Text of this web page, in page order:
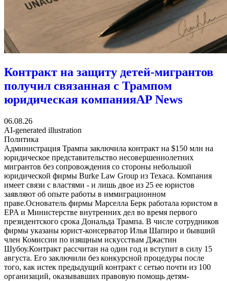
Контракт на защиту детей-мигрантов
получил связанная с Трампом
юридическая компанияAP News
06.08.26
AI-generated illustration
Политика
Администрация Трампа заключила контракт на $150 млн на
юридическое представительство несовершеннолетних
мигрантов без сопровождения со стороны небольшой
юридической фирмы Burke Law Group из Техаса. Компания
имеет связи с властями - и лишь двое из 25 ее юристов
заявляют об опыте работы в иммиграционном
праве.Основатель фирмы Марселла Берк работала юристом в
EPA и Министерстве внутренних дел во время первого
президентского срока Дональда Трампа. В числе сотрудников
фирмы указаны юрист-консерватор Илья Шапиро и бывший
член Комиссии по изящным искусствам Джастин
Шубоу.Контракт рассчитан на один год и вступит в силу 15
августа. Его заключили без конкурсной процедуры после
того, как истек предыдущий контракт с сетью почти из 100
организаций, оказывавших правовую помощь детям-